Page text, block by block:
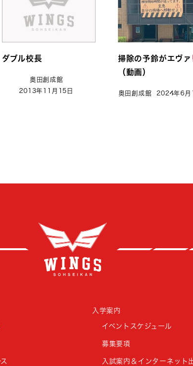
ダブル校長
奥田創成館
2013年11月15日
掃除の予鈴がエヴァ
（動画）
奥田創成館 2024年6月
入学案内
イベントスケジュール
募集要項
入試案内＆インターネット